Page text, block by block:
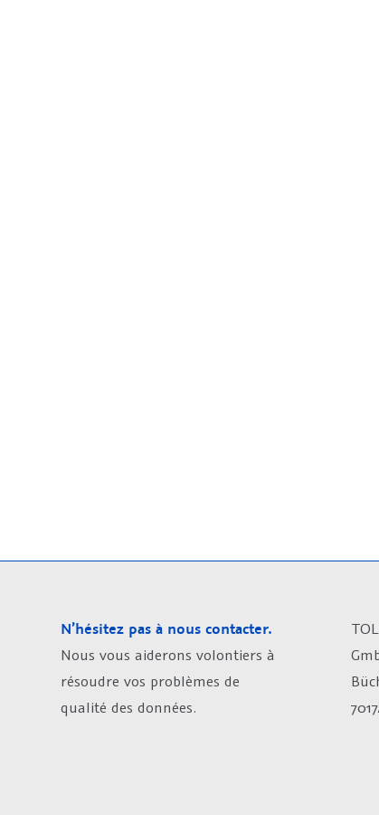
N’hésitez pas à nous contacter.
Nous vous aiderons volontiers à
résoudre vos problèmes de
qualité des données.